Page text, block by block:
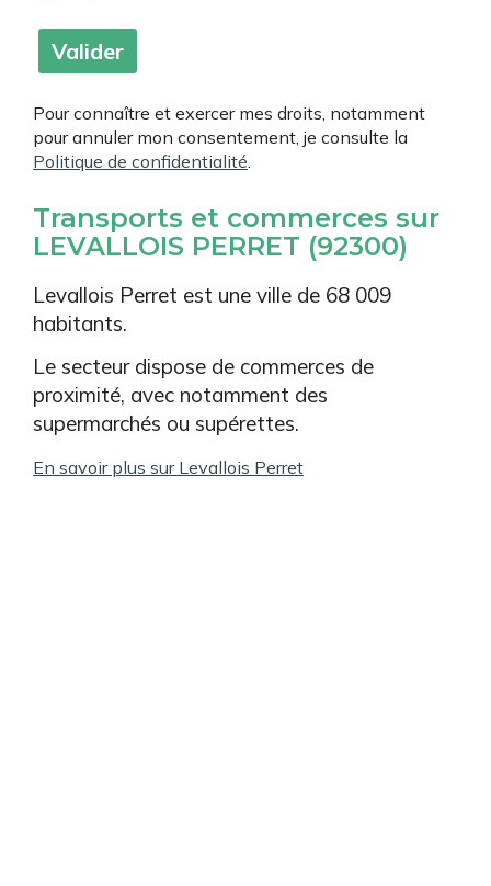
Pour connaître et exercer mes droits, notamment
pour annuler mon consentement, je consulte la
Politique de confidentialité
Transports et commerces sur
LEVALLOIS PERRET (92300)
Levallois Perret est une ville de 68 009
habitants.
Le secteur dispose de commerces de
proximité, avec notamment des
supermarchés ou supérettes.
En savoir plus sur Levallois Perret